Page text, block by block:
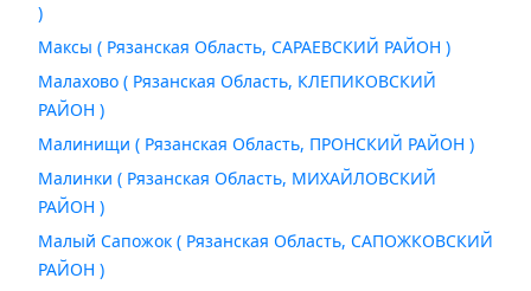
)
Максы ( Рязанская Область, САРАЕВСКИЙ РАЙОН )
Малахово ( Рязанская Область, КЛЕПИКОВСКИЙ
РАЙОН )
Малинищи ( Рязанская Область, ПРОНСКИЙ РАЙОН )
Малинки ( Рязанская Область, МИХАЙЛОВСКИЙ
РАЙОН )
Малый Сапожок ( Рязанская Область, САПОЖКОВСКИЙ
РАЙОН )